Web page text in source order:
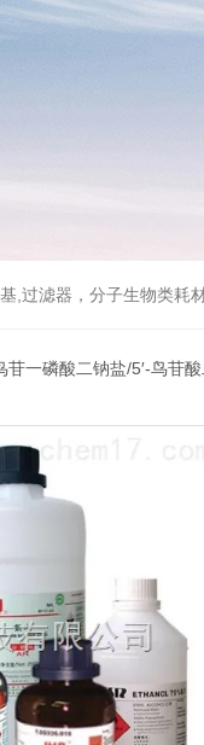
,过滤器，分子生物类耗
苷一磷酸二钠盐/5′-鸟苷